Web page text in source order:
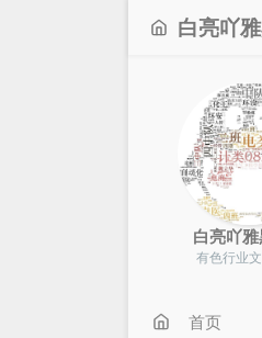
白亮吖
白亮吖雅
有色行业
首页